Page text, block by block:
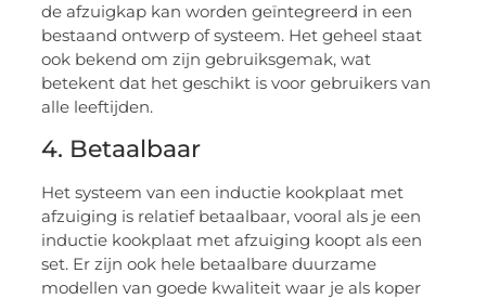
de afzuigkap kan worden geïntegreerd in een
bestaand ontwerp of systeem. Het geheel staat
ook bekend om zijn gebruiksgemak, wat
betekent dat het geschikt is voor gebruikers van
alle leeftijden.
4. Betaalbaar
Het systeem van een inductie kookplaat met
afzuiging is relatief betaalbaar, vooral als je een
inductie kookplaat met afzuiging koopt als een
set. Er zijn ook hele betaalbare duurzame
modellen van goede kwaliteit waar je als koper